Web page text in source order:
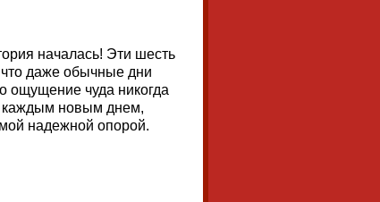
началась! Эти шесть
даже обычные дни
ощущение чуда никогда
каждым новым днем,
надежной опорой.